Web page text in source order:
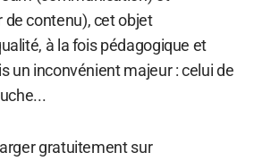
contenu), cet objet
à la fois pédagogique et
un inconvénient majeur : celui de
gratuitement sur